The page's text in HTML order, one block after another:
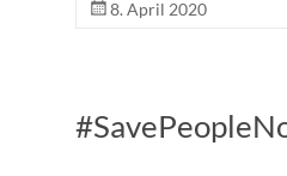
8. April 2020